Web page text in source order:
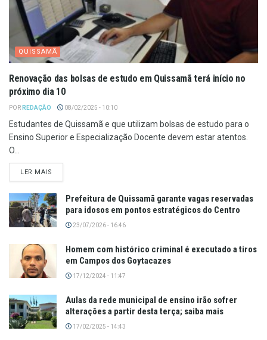
QUISSAMÃ
Renovação das bolsas de estudo em Quissamã terá início no
próximo dia 10
POR REDAÇÃO 08/02/2025 - 10:10
Estudantes de Quissamã e que utilizam bolsas de estudo para o
Ensino Superior e Especialização Docente devem estar atentos.
O...
LER MAIS
Prefeitura de Quissamã garante vagas reservadas
para idosos em pontos estratégicos do Centro
23/07/2026 - 16:46
Homem com histórico criminal é executado a tiros
em Campos dos Goytacazes
17/12/2024 - 11:47
Aulas da rede municipal de ensino irão sofrer
alterações a partir desta terça; saiba mais
17/02/2025 - 14:43